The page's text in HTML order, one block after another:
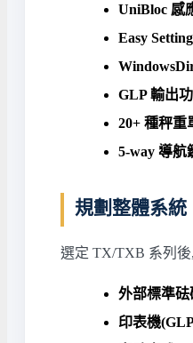
UniBloc 感
Easy
GLP 輸出
20+ 種秤重
5-way 導航
規劃整體系統
選定 TX/TXB 系列
外部標準砝
印表機